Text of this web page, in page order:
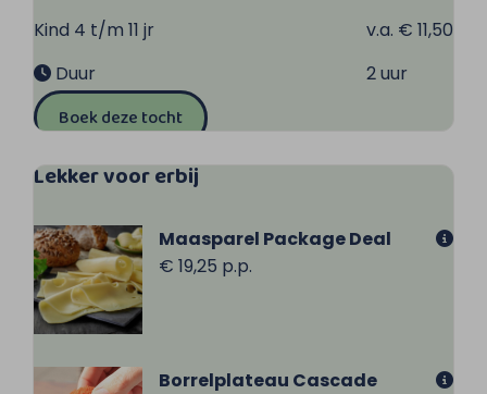
Kind 4 t/m 11 jr
v.a. € 11,50
Duur
2 uur
Boek deze tocht
Lekker voor erbij
Maasparel Package Deal
€ 19,25 p.p.
Borrelplateau Cascade